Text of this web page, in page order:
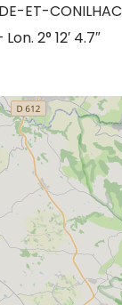
ET-CONILHAC
2° 12′ 4.7″